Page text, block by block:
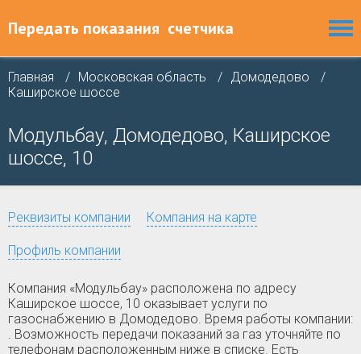
Передать показания счетчика
Главная Московская область
Домодедово
Каширское шоссе
Модульбау, Домодедово, Каширское
шоссе, 10
Реквизиты компании Компания на карте
Профиль компании
Компания «Модульбау» расположена по адресу
Каширское шоссе, 10 оказывает услуги по
газоснабжению в Домодедово. Время работы компании:
. Возможность передачи показаний за газ уточняйте по
телефонам расположенным ниже в списке. Есть